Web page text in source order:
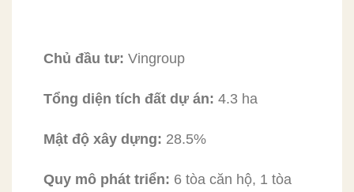
Chủ đầu tư: Vingroup
Tổng diện tích đất dự án: 4.3 ha
Mật độ xây dựng: 28.5%
Quy mô phát triển: 6 tòa căn hộ, 1 tòa